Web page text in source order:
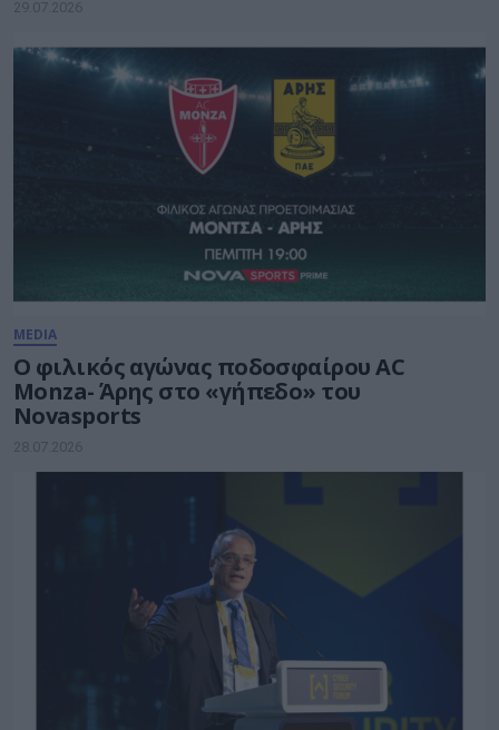
29.07.2026
MEDIA
Ο φιλικός αγώνας ποδοσφαίρου AC
Monza- Άρης στο «γήπεδο» του
Novasports
28.07.2026